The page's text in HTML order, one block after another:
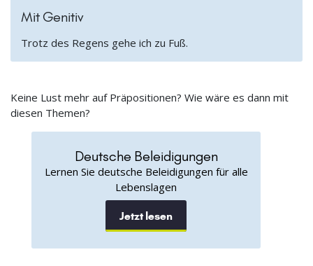
Mit Genitiv
Trotz des Regens gehe ich zu Fuß.
Keine Lust mehr auf Präpositionen? Wie wäre es dann mit
diesen Themen?
Deutsche Beleidigungen
Lernen Sie deutsche Beleidigungen für alle
Lebenslagen
Jetzt lesen